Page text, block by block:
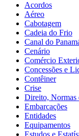
Acordos
Aéreo
Cabotagem
Cadeia do Frio
Canal do
Cenário
Comércio
Concessões e
Contêiner
Crise
Direito, Normas
Embarcações
Entidades
Equipamentos
Estudos e